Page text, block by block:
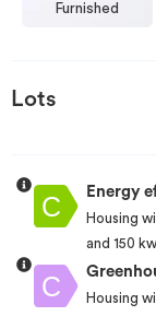
Furnished
Lots
Energy
Housing
and 150
Housing